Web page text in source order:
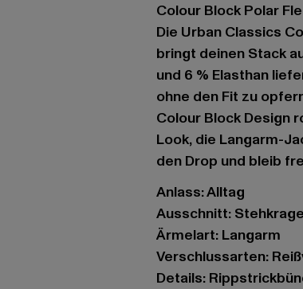
Colour Block Polar
Die Urban Classics
bringt deinen Stack
und 6 % Elasthan
ohne den Fit zu
Colour Block Design
Look, die Langarm-
den Drop und bleib
Anlass: Alltag
Ausschnitt:
Ärmelart: Langarm
Verschlussarten:
Details: